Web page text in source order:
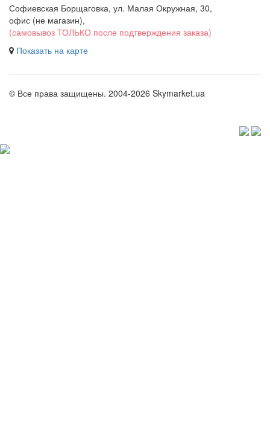
Софиевская Борщаговка, ул. Малая Окружная, 30,
офис (не магазин),
(самовывоз ТОЛЬКО после подтверждения заказа)
Показать на карте
© Все права защищены. 2004-2026 Skymarket.ua